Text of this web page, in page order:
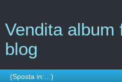
Vendita album
blog